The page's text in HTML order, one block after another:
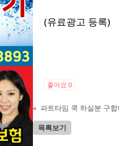
(유료광고 등록)
좋아요 0
« 파트타임 쿡 하실분 구합
목록보기